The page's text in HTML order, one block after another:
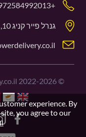
+972584992013
גנרל פייר קניג 10, ירושלים, ישראל
©
2022-2026
experience. By
you agree to our